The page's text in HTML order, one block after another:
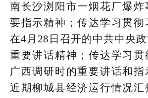
南长沙浏阳市一烟花厂爆炸
要指示精神；传达学习贯彻
在4月28日召开的中共中央
重要讲话精神；传达学习贯
广西调研时的重要讲话和指
近期柳城县经济运行情况汇